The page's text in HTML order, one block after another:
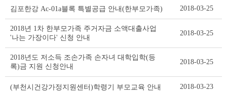
이
블
김포한강 Ac-01a블록 특별공급 안내(한부모가족) 2018-03-25
2018년 1차 한부모가족 주거자금 소액대출사업
'나는 가장이다' 신청 안내
2018-03-25
2018년도 저소득 조손가족 손자녀 대학입학(등
록)금 지원 신청안내
2018-03-25
(부천시건강가정지원센터)학령기 부모교육 안내 2018-03-23